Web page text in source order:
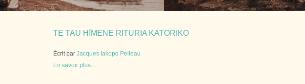
TE TAU HĪMENE RITURIA KATORIKO
Écrit par Jacques Iakopo Pelleau
En savoir plus...